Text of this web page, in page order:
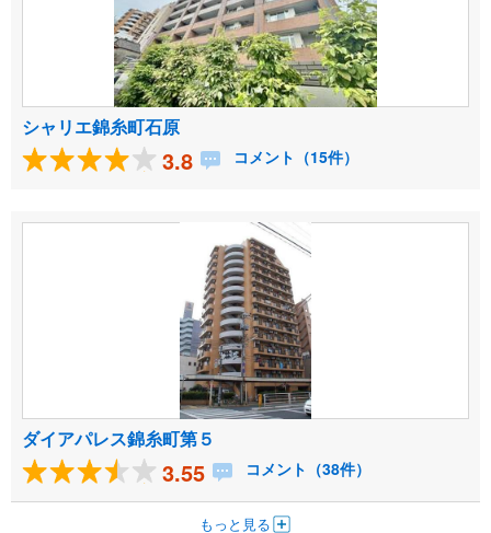
シャリエ錦糸町石原
3.8 コメント（15件）
ダイアパレス錦糸町第５
3.55 コメント（38件）
もっと見る